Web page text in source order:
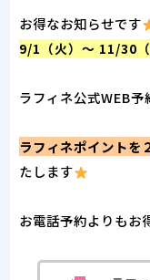
お得なお知らせです
9/1（火）～ 11/30
ラフィネ公式WEB
ラフィネポイント
たします
お電話予約よりもお